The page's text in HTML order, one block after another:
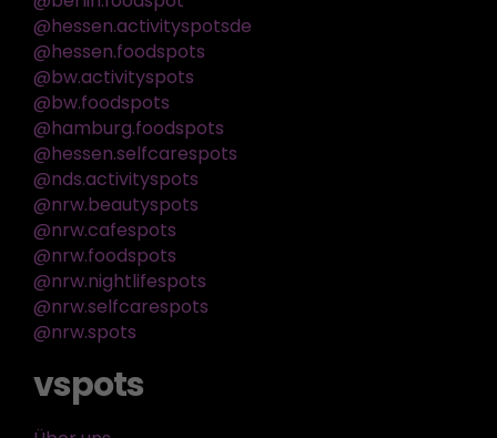
@hessen.activityspotsde
@hessen.foodspots
@bw.activityspots
@bw.foodspots
@hamburg.foodspots
@hessen.selfcarespots
@nds.activityspots
@nrw.beautyspots
@nrw.cafespots
@nrw.foodspots
@nrw.nightlifespots
@nrw.selfcarespots
@nrw.spots
vspots